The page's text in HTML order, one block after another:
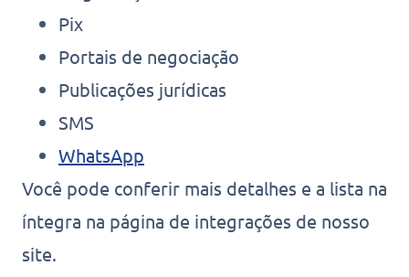
Pix
Portais de negociação
Publicações jurídicas
SMS
WhatsApp
Você pode conferir mais detalhes e a lista na
íntegra na página de integrações de nosso
site.